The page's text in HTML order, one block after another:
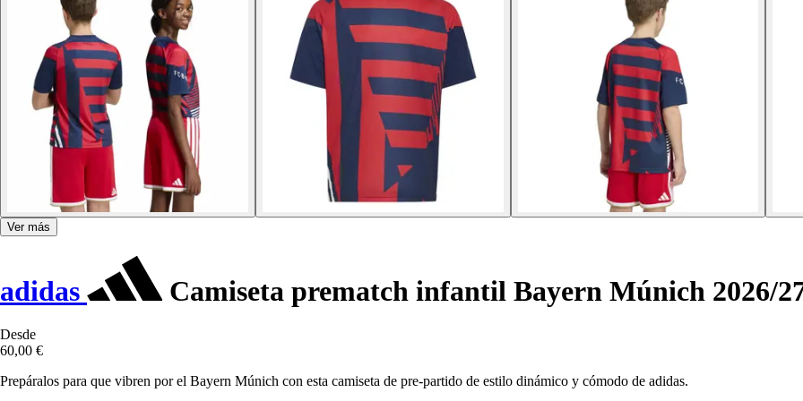
Ver más
adidas Camiseta prematch infantil Bayern Múnich 2026/
Desde
60,00 €
Prepáralos para que vibren por el Bayern Múnich con esta camiseta de pre-partido de estilo dinámico y cómodo de adidas.